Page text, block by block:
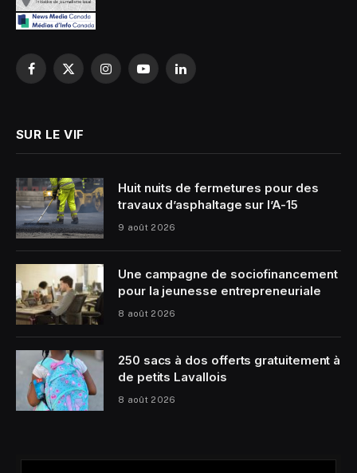
Facebook
X
InstagramYouTubeLinkedIn
SUR LE VIF
Huit nuits de fermetures pour des
travaux d’asphaltage sur l’A-15
9 août 2026
Une campagne de sociofinancement
pour la jeunesse entrepreneuriale
8 août 2026
250 sacs à dos offerts gratuitement à
de petits Lavallois
8 août 2026